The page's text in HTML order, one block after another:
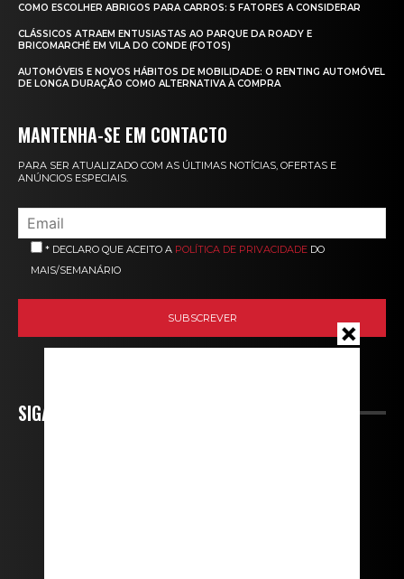
COMO ESCOLHER ABRIGOS PARA CARROS: 5 FATORES A CONSIDERAR
CLÁSSICOS ATRAEM ENTUSIASTAS AO PARQUE DA ROADY E
BRICOMARCHÉ EM VILA DO CONDE (FOTOS)
AUTOMÓVEIS E NOVOS HÁBITOS DE MOBILIDADE: O RENTING AUTOMÓVEL
DE LONGA DURAÇÃO COMO ALTERNATIVA À COMPRA
MANTENHA-SE EM CONTACTO
PARA SER ATUALIZADO COM AS ÚLTIMAS NOTÍCIAS, OFERTAS E
ANÚNCIOS ESPECIAIS.
* DECLARO QUE ACEITO A POLÍTICA DE PRIVACIDADE DO
MAIS/SEMANÁRIO
SIGA-NOS